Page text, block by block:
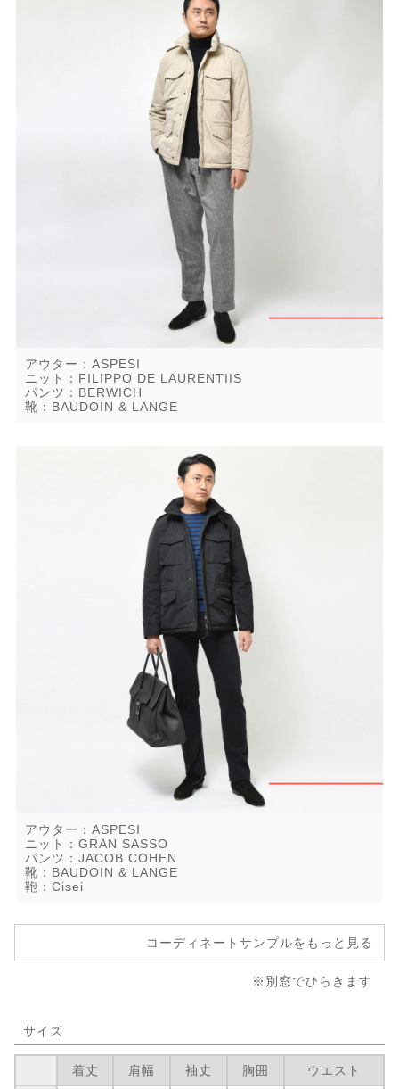
アウター：ASPESI
ニット：FILIPPO DE LAURENTIIS
パンツ：BERWICH
靴：BAUDOIN & LANGE
アウター：ASPESI
ニット：GRAN SASSO
パンツ：JACOB COHEN
靴：BAUDOIN & LANGE
鞄：Cisei
コーディネートサンプルをもっと見る
※別窓でひらきます
サイズ
着丈 肩幅 袖丈 胸囲 ウエスト